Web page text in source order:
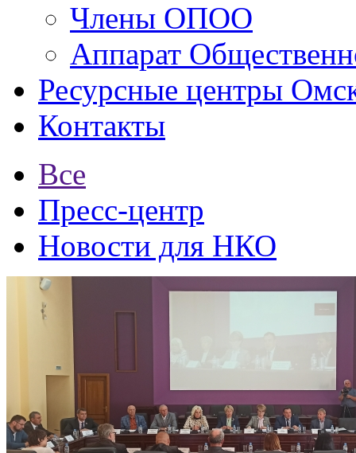
Члены ОПОО
Аппарат
Ресурсные центры
Контакты
Все
Пресс-центр
Новости для НКО